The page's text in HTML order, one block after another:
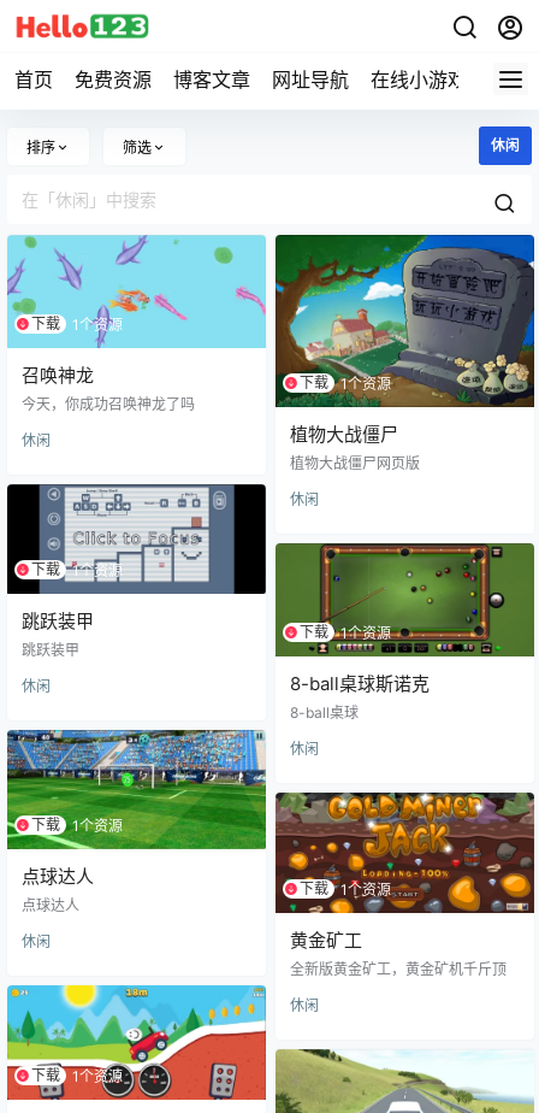
首页 免费资源 博客文章 网址导航 在线小游戏
排序 筛选 休闲
下载 1个资源
召唤神龙
今天，你成功召唤神龙了吗
休闲
下载 1个资源
植物大战僵尸
植物大战僵尸网页版
休闲
下载 1个资源
跳跃装甲
跳跃装甲
休闲
下载 1个资源
8-ball桌球斯诺克
8-ball桌球
休闲
下载 1个资源
点球达人
点球达人
休闲
下载 1个资源
黄金矿工
全新版黄金矿工，黄金矿机千斤顶
休闲
下载 1个资源